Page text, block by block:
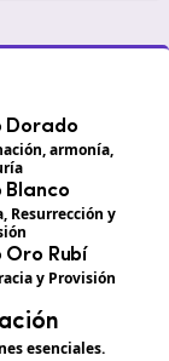
Dorado
armonía,
Blanco
Resurrección y
Oro Rubí
y Provisión
esenciales.